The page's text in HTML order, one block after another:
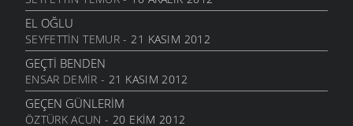
26 HAZIRAN 2011
MANILER
10 HAZIRAN 2011
SÜRDÜM ATIMI
3 HAZIRAN 2011
ARKADAŞ
EL OĞLU
SEYFETTIN TEMUR- 21 KASIM 2012
GEÇTI BENDEN
ENSAR DEMIR - 21 KASIM 2012
GEÇEN GÜNLERIM
ÖZTÜRK ACUN - 20 EKIM 2012